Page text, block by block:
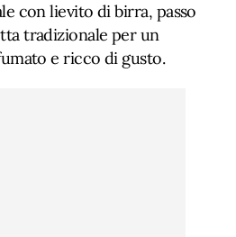
con lievito di birra, passo
tradizionale per un
e ricco di gusto.